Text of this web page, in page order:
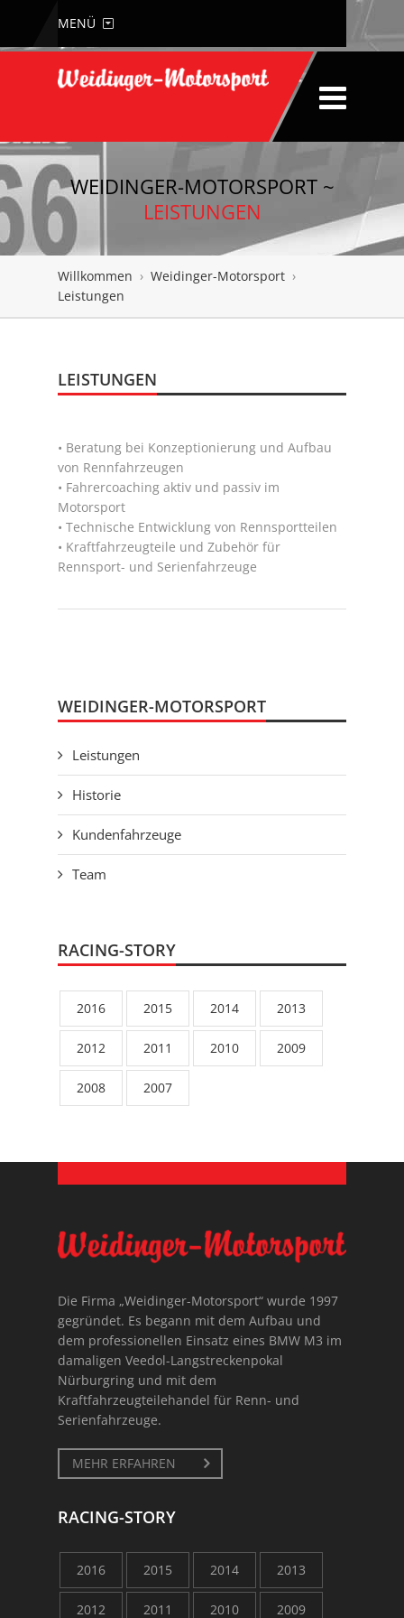
MENÜ
WEIDINGER-MOTORSPORT ~
LEISTUNGEN
Willkommen › Weidinger-Motorsport ›
Leistungen
LEISTUNGEN
• Beratung bei Konzeptionierung und Aufbau
von Rennfahrzeugen
• Fahrercoaching aktiv und passiv im
Motorsport
• Technische Entwicklung von Rennsportteilen
• Kraftfahrzeugteile und Zubehör für
Rennsport- und Serienfahrzeuge
WEIDINGER-MOTORSPORT
Leistungen
Historie
Kundenfahrzeuge
Team
RACING-STORY
2016 2015 2014 2013
2012 2011 2010 2009
2008 2007
Die Firma „Weidinger-Motorsport“ wurde 1997
gegründet. Es begann mit dem Aufbau und
dem professionellen Einsatz eines BMW M3 im
damaligen Veedol-Langstreckenpokal
Nürburgring und mit dem
Kraftfahrzeugteilehandel für Renn- und
Serienfahrzeuge.
MEHR ERFAHREN
RACING-STORY
2016 2015 2014 2013
2012 2011 2010 2009